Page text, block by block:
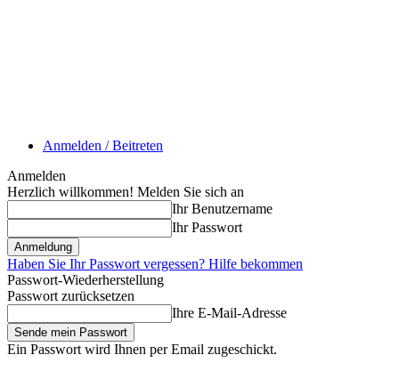
Anmelden / Beitreten
Anmelden
Herzlich willkommen! Melden Sie sich an
Ihr Benutzername
Ihr Passwort
Haben Sie Ihr Passwort vergessen? Hilfe bekommen
Passwort-Wiederherstellung
Passwort zurücksetzen
Ihre E-Mail-Adresse
Ein Passwort wird Ihnen per Email zugeschickt.